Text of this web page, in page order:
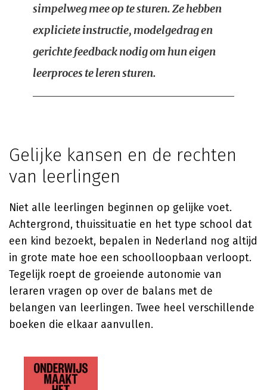
simpelweg mee op te sturen. Ze hebben
expliciete instructie, modelgedrag en
gerichte feedback nodig om hun eigen
leerproces te leren sturen.
Gelijke kansen en de rechten
van leerlingen
Niet alle leerlingen beginnen op gelijke voet.
Achtergrond, thuissituatie en het type school dat
een kind bezoekt, bepalen in Nederland nog altijd
in grote mate hoe een schoolloopbaan verloopt.
Tegelijk roept de groeiende autonomie van
leraren vragen op over de balans met de
belangen van leerlingen. Twee heel verschillende
boeken die elkaar aanvullen.